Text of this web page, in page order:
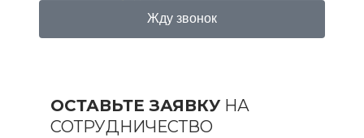
Жду звонок
ОСТАВЬТЕ ЗАЯВКУНА
СОТРУДНИЧЕСТВО